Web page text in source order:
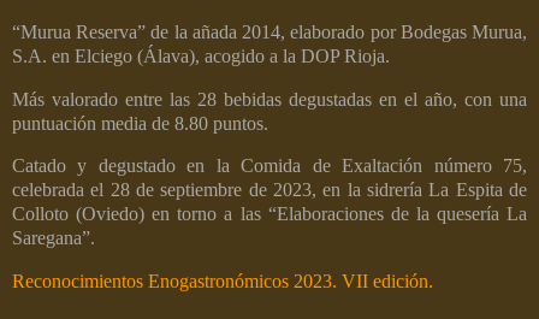
“Murua Reserva” de la añada 2014, elaborado por Bodegas Murua,
S.A. en Elciego (Álava), acogido a la DOP Rioja.
Más valorado entre las 28 bebidas degustadas en el año, con una
puntuación media de 8.80 puntos.
Catado y degustado en la Comida de Exaltación número 75,
celebrada el 28 de septiembre de 2023, en la sidrería La Espita de
Colloto (Oviedo) en torno a las “Elaboraciones de la quesería La
Saregana”.
Reconocimientos Enogastronómicos 2023. VII edición.